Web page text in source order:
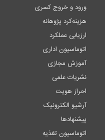
ورود و خروج کسری
هزینه‌کرد پژوهانه
ارزیابی عملکرد
اتوماسیون اداری
آموزش مجازی
نشریات علمی
احراز هویت
آرشیو الکترونیک
پیشنهادها
اتوماسیون تغذیه